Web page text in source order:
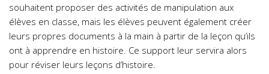
souhaitent proposer des activités de manipulation aux
élèves en classe, mais les élèves peuvent également créer
leurs propres documents à la main à partir de la leçon qu’ils
ont à apprendre en histoire. Ce support leur servira alors
pour réviser leurs leçons d’histoire.